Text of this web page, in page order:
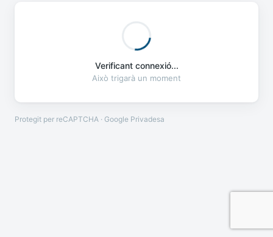
Verificant connexió...
Això trigarà un moment
Protegit per reCAPTCHA · Google Privadesa